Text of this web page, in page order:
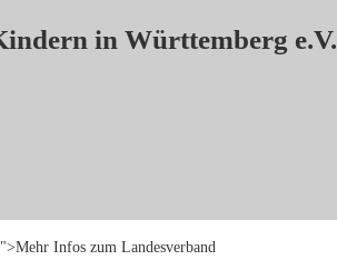
in Württemberg e.V.
Infos zum Landesverband